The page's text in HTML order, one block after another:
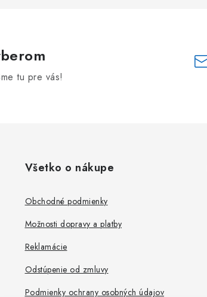
tu pre vás!
Všetko o nákupe
Obchodné podmienky
Možnosti dopravy a platby
Reklamácie
Odstúpenie od zmluvy
Podmienky ochrany osobných údajov